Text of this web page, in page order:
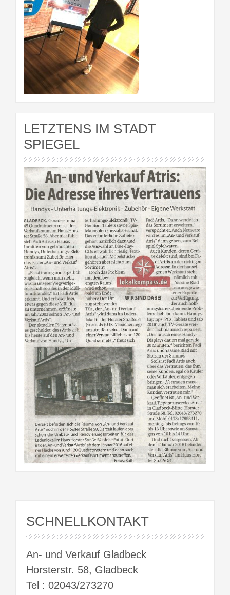
LETZTENS IM STADT
SPIEGEL
SCHNELLKONTAKT
An- und Verkauf Gladbeck
Horsterstr. 58, Gladbeck
Tel : 02043/273270